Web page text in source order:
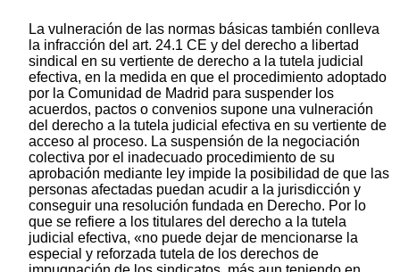
La vulneración de las normas básicas también conlleva
la infracción del art. 24.1 CE y del derecho a libertad
sindical en su vertiente de derecho a la tutela judicial
efectiva, en la medida en que el procedimiento adoptado
por la Comunidad de Madrid para suspender los
acuerdos, pactos o convenios supone una vulneración
del derecho a la tutela judicial efectiva en su vertiente de
acceso al proceso. La suspensión de la negociación
colectiva por el inadecuado procedimiento de su
aprobación mediante ley impide la posibilidad de que las
personas afectadas puedan acudir a la jurisdicción y
conseguir una resolución fundada en Derecho. Por lo
que se refiere a los titulares del derecho a la tutela
judicial efectiva, «no puede dejar de mencionarse la
especial y reforzada tutela de los derechos de